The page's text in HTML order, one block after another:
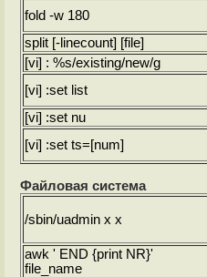
fold -w 180
split [-linecount] [file]
[vi] : %s/existing/new/g
[vi] :set list
[vi] :set nu
[vi] :set ts=[num]
Файловая система
/sbin/uadmin x x
awk ' END {print NR}'
file_name